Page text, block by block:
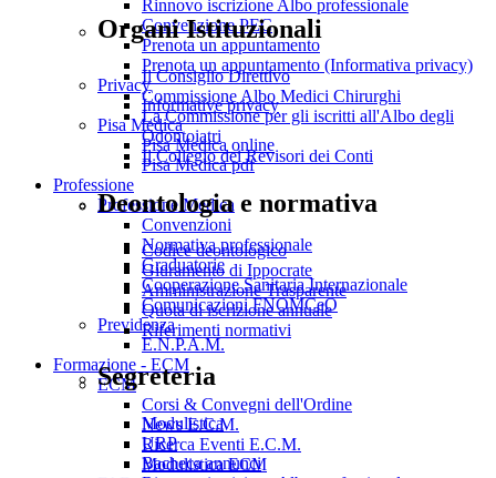
Organi Istituzionali
Il Consiglio Direttivo
Commissione Albo Medici Chirurghi
La Commissione per gli iscritti all'Albo degli
Odontoiatri
Il Collegio dei Revisori dei Conti
Deontologia e normativa
Codice deontologico
Giuramento di Ippocrate
Amministrazione Trasparente
Quota di iscrizione annuale
Riferimenti normativi
Segreteria
Modulistica
URP
Bacheca annunci
Rinnovo iscrizione Albo professionale
Convenzione PEC
Prenota un appuntamento
Prenota un appuntamento (Informativa privacy)
Privacy
Informative privacy
Pisa Medica
Pisa Medica online
Pisa Medica pdf
Professione
Professione Medica
Convenzioni
Normativa professionale
Graduatorie
Cooperazione Sanitaria Internazionale
Comunicazioni FNOMCeO
Previdenza
E.N.P.A.M.
Formazione - ECM
ECM
Corsi & Convegni dell'Ordine
News E.C.M.
Ricerca Eventi E.C.M.
Modulistica ECM